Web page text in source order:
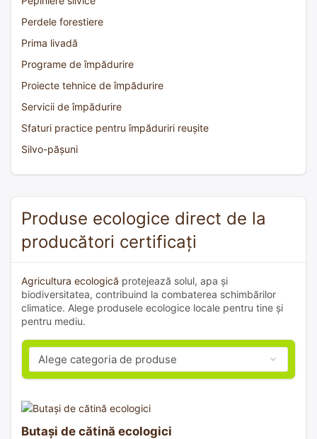
Perdele forestiere
Prima livadă
Programe de împădurire
Proiecte tehnice de împădurire
Servicii de împădurire
Sfaturi practice pentru împăduriri reușite
Silvo-pășuni
Produse ecologice direct de la
producători certificați
Agricultura ecologică protejează solul, apa și
biodiversitatea, contribuind la combaterea schimbărilor
climatice. Alege produsele ecologice locale pentru tine și
pentru mediu.
Butași de cătină ecologici